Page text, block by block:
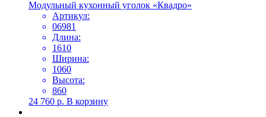
Модульный кухонный уголок «Квадро»
Артикул:
06981
Длина:
1610
Ширина:
1060
Высота:
860
24 760 р. В корзину